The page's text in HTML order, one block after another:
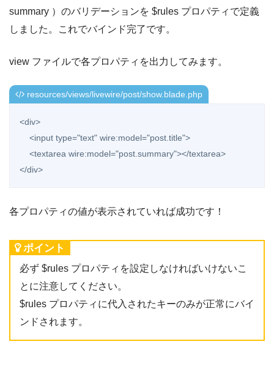
summary ）のバリデーションを $rules プロパティで定義
しました。これでバインド完了です。
view ファイルで各プロパティを出力してみます。
resources/views/livewire/post/show.blade.php
<div>
</div>
各プロパティの値が表示されていれば成功です！
ポイント
必ず $rules プロパティを設定しなければいけないこ
とに注意してください。
$rules プロパティに代入されたキーのみが正常にバイ
ンドされます。